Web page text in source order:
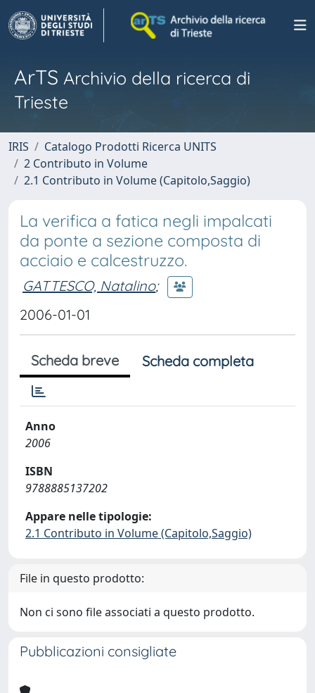
ArTS Archivio della ricerca di
Trieste
IRIS
Catalogo Prodotti Ricerca UNITS
2 Contributo in Volume
2.1 Contributo in Volume (Capitolo,Saggio)
La verifica a fatica negli impalcati
da ponte a sezione composta di
acciaio e calcestruzzo.
GATTESCO, Natalino;
2006-01-01
Scheda breve Scheda completa
Anno
2006
ISBN
9788885137202
Appare nelle tipologie:
2.1 Contributo in Volume (Capitolo,Saggio)
File in questo prodotto:
Non ci sono file associati a questo prodotto.
Pubblicazioni consigliate